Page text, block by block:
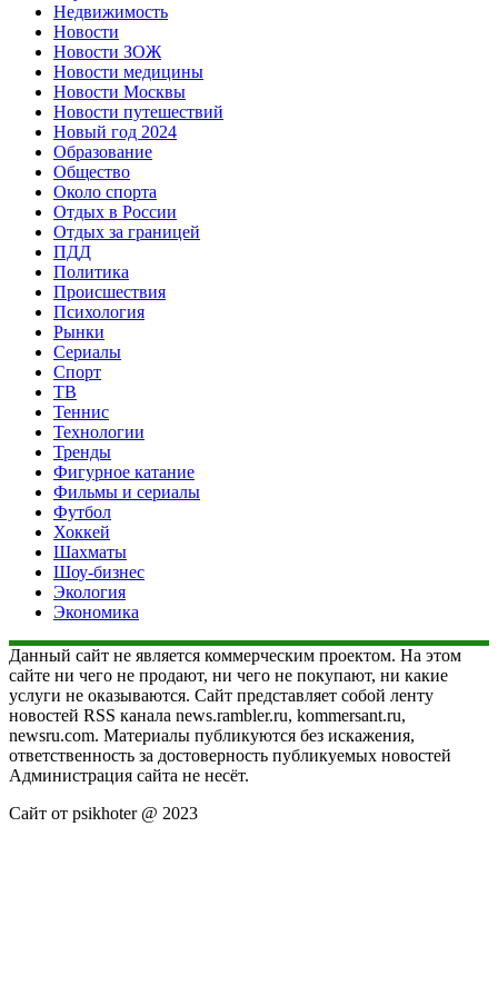
Недвижимость
Новости
Новости ЗОЖ
Новости медицины
Новости Москвы
Новости путешествий
Новый год 2024
Образование
Общество
Около спорта
Отдых в России
Отдых за границей
ПДД
Политика
Происшествия
Психология
Рынки
Сериалы
Спорт
ТВ
Теннис
Технологии
Тренды
Фигурное катание
Фильмы и сериалы
Футбол
Хоккей
Шахматы
Шоу-бизнес
Экология
Экономика
Данный сайт не является коммерческим проектом. На этом
сайте ни чего не продают, ни чего не покупают, ни какие
услуги не оказываются. Сайт представляет собой ленту
новостей RSS канала news.rambler.ru, kommersant.ru,
newsru.com. Материалы публикуются без искажения,
ответственность за достоверность публикуемых новостей
Администрация сайта не несёт.
Сайт от psikhoter @ 2023